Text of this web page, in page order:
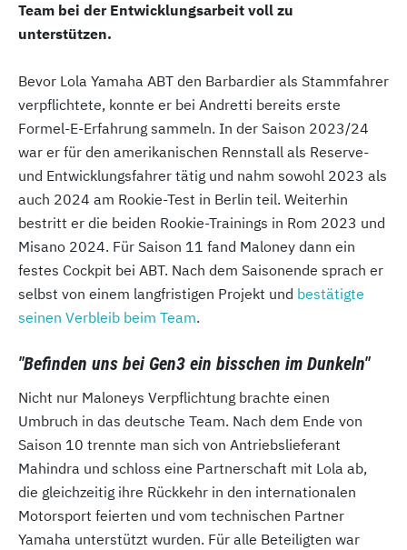
Team bei der Entwicklungsarbeit voll zu
unterstützen.
Bevor Lola Yamaha ABT den Barbardier als Stammfahrer
verpflichtete, konnte er bei Andretti bereits erste
Formel-E-Erfahrung sammeln. In der Saison 2023/24
war er für den amerikanischen Rennstall als Reserve-
und Entwicklungsfahrer tätig und nahm sowohl 2023 als
auch 2024 am Rookie-Test in Berlin teil. Weiterhin
bestritt er die beiden Rookie-Trainings in Rom 2023 und
Misano 2024. Für Saison 11 fand Maloney dann ein
festes Cockpit bei ABT. Nach dem Saisonende sprach er
selbst von einem langfristigen Projekt und bestätigte
seinen Verbleib beim Team.
"Befinden uns bei Gen3 ein bisschen im Dunkeln"
Nicht nur Maloneys Verpflichtung brachte einen
Umbruch in das deutsche Team. Nach dem Ende von
Saison 10 trennte man sich von Antriebslieferant
Mahindra und schloss eine Partnerschaft mit Lola ab,
die gleichzeitig ihre Rückkehr in den internationalen
Motorsport feierten und vom technischen Partner
Yamaha unterstützt wurden. Für alle Beteiligten war